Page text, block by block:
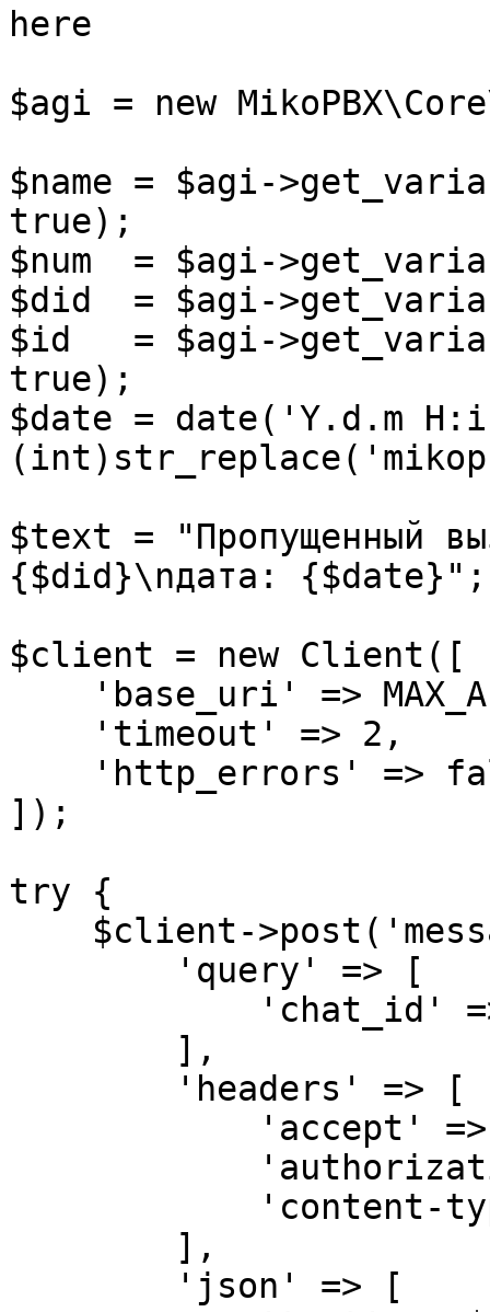
here
$agi = new
$name = $agi-
true);
$num  = $agi-
$did  = $agi-
$id   = $agi-
true);
$date = date('Y.d.m
$text = "Пропущенный
{$did}\nдата: {$date}";
$client = new Client([
]);
try {